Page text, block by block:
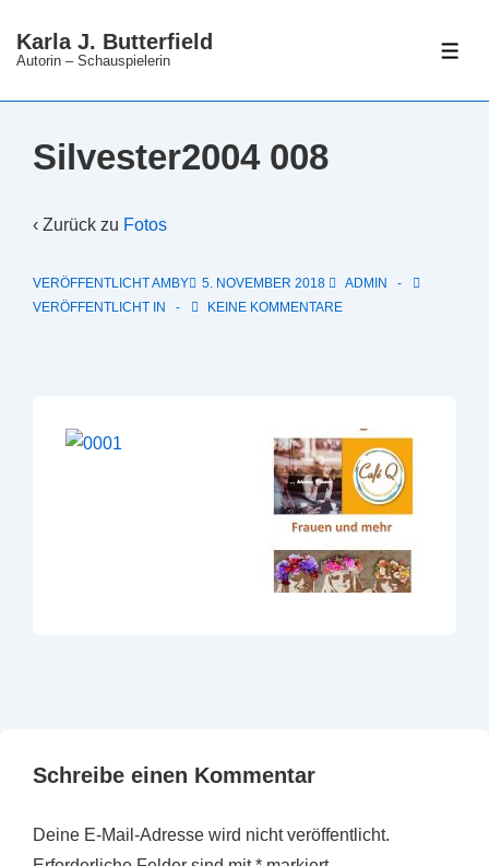
ZumKarla J. Butterfield
Autorin – Schauspielerin
Silvester2004 008
‹ Zurück zu Fotos
VERÖFFENTLICHT AMBY 5. NOVEMBER 2018
ADMIN
VERÖFFENTLICHT IN
KEINE KOMMENTARE
Schreibe einen Kommentar
Deine E-Mail-Adresse wird nicht veröffentlicht.